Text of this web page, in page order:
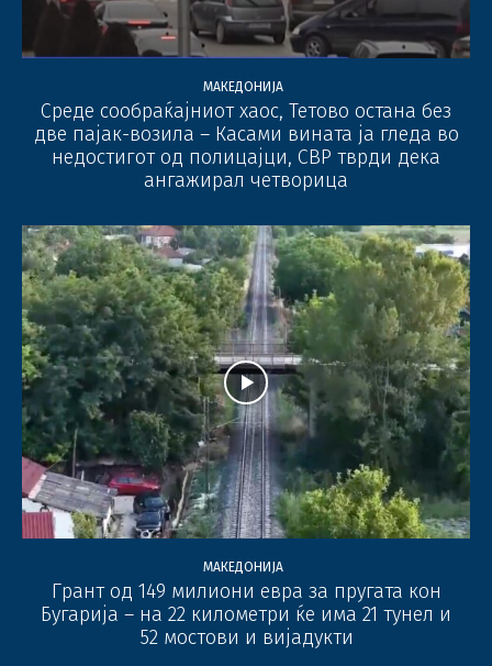
МАКЕДОНИЈА
Среде сообраќајниот хаос, Тетово остана без
две пајак-возила – Касами вината ја гледа во
недостигот од полицајци, СВР тврди дека
ангажирал четворица
МАКЕДОНИЈА
Грант од 149 милиони евра за пругата кон
Бугарија – на 22 километри ќе има 21 тунел и
52 мостови и вијадукти